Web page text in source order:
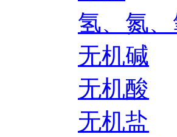
氢、氮
无机碱
无机酸
无机盐